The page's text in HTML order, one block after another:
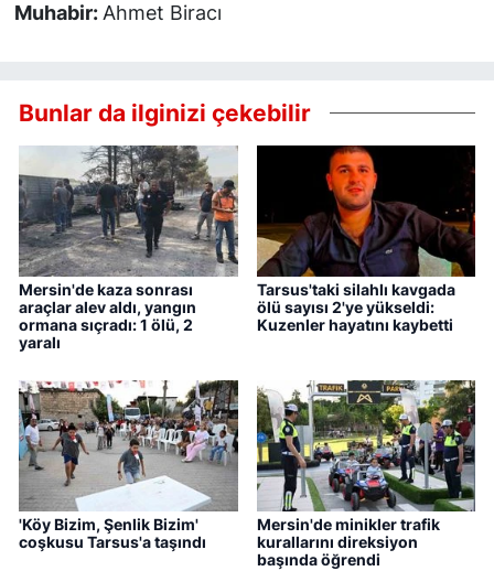
Muhabir:Ahmet Biracı
Bunlar da ilginizi çekebilir
Mersin'de kaza sonrası
araçlar alev aldı, yangın
ormana sıçradı: 1 ölü, 2
yaralı
Tarsus'taki silahlı kavgada
ölü sayısı 2'ye yükseldi:
Kuzenler hayatını kaybetti
'Köy Bizim, Şenlik Bizim'
coşkusu Tarsus'a taşındı
Mersin'de minikler trafik
kurallarını direksiyon
başında öğrendi